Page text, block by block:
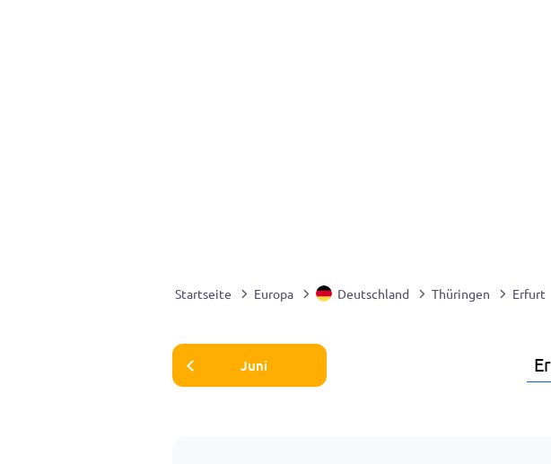
Startseite Europa Deutschland Thüringen Erfurt
Juni